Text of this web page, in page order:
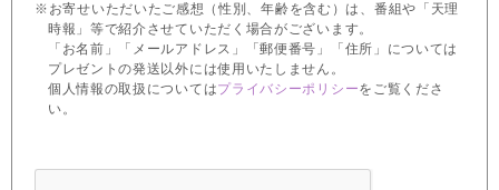
※お寄せいただいたご感想（性別、年齢を含む）は、番組や「天理
時報」等で紹介させていただく場合がございます。
「お名前」「メールアドレス」「郵便番号」「住所」については
プレゼントの発送以外には使用いたしません。
個人情報の取扱についてはプライバシーポリシーをご覧くださ
い。